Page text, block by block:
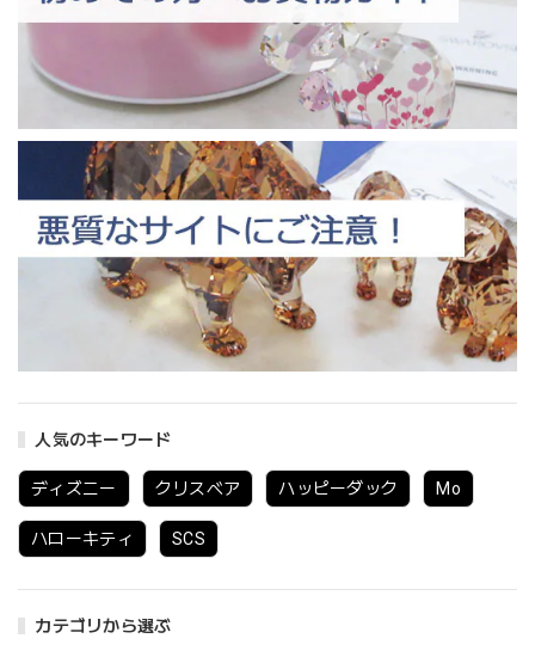
人気のキーワード
ディズニー クリスベア ハッピーダック Mo
ハローキティ SCS
カテゴリから選ぶ